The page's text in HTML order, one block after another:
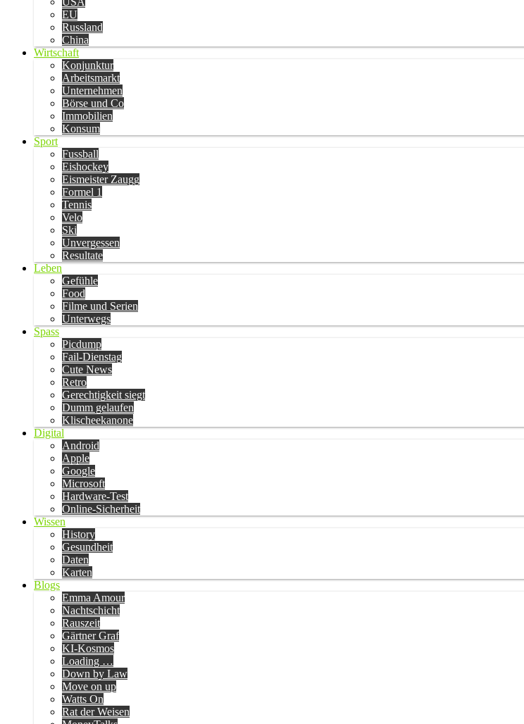
EU
Russland
China
Wirtschaft
Konjunktur
Arbeitsmarkt
Unternehmen
Börse und Co
Immobilien
Konsum
Sport
Fussball
Eishockey
Eismeister Zaugg
Formel 1
Tennis
Velo
Ski
Unvergessen
Resultate
Leben
Gefühle
Food
Filme und Serien
Unterwegs
Spass
Picdump
Fail-Dienstag
Cute News
Retro
Gerechtigkeit siegt
Dumm gelaufen
Klischeekanone
Digital
Android
Apple
Google
Microsoft
Hardware-Test
Online-Sicherheit
Wissen
History
Gesundheit
Daten
Karten
Blogs
Emma Amour
Nachtschicht
Rauszeit
Gärtner Graf
KI-Kosmos
Loading …
Down by Law
Move on up
Watts On
Rat der Weisen